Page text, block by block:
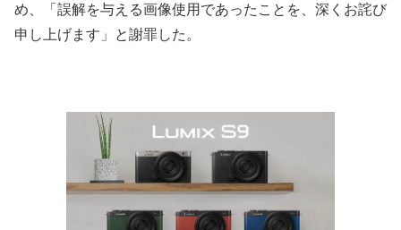
め、「誤解を与える画像使用であったことを、深くお詫び
申し上げます」と謝罪した。